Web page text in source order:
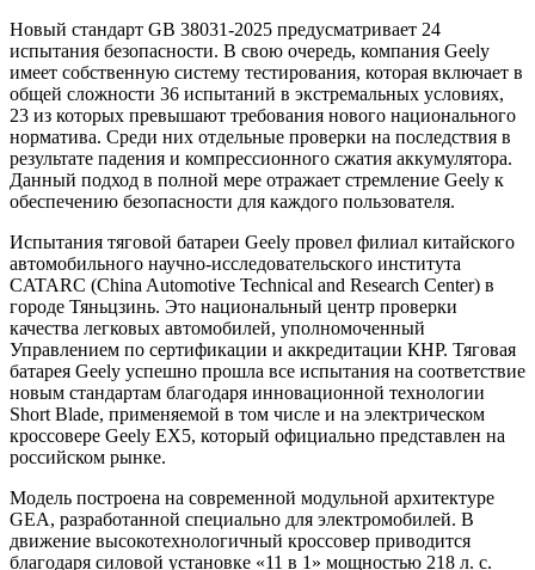
Новый стандарт GB 38031-2025 предусматривает 24
испытания безопасности. В свою очередь, компания Geely
имеет собственную систему тестирования, которая включает в
общей сложности 36 испытаний в экстремальных условиях,
23 из которых превышают требования нового национального
норматива. Среди них отдельные проверки на последствия в
результате падения и компрессионного сжатия аккумулятора.
Данный подход в полной мере отражает стремление Geely к
обеспечению безопасности для каждого пользователя.
Испытания тяговой батареи Geely провел филиал китайского
автомобильного научно-исследовательского института
CATARC (China Automotive Technical and Research Center) в
городе Тяньцзинь. Это национальный центр проверки
качества легковых автомобилей, уполномоченный
Управлением по сертификации и аккредитации КНР. Тяговая
батарея Geely успешно прошла все испытания на соответствие
новым стандартам благодаря инновационной технологии
Short Blade, применяемой в том числе и на электрическом
кроссовере Geely EX5, который официально представлен на
российском рынке.
Модель построена на современной модульной архитектуре
GEA, разработанной специально для электромобилей. В
движение высокотехнологичный кроссовер приводится
благодаря силовой установке «11 в 1» мощностью 218 л. с.